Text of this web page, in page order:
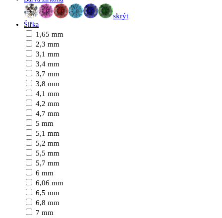
skrýt
Šířka
1,65 mm
2,3 mm
3,1 mm
3,4 mm
3,7 mm
3,8 mm
4,1 mm
4,2 mm
4,7 mm
5 mm
5,1 mm
5,2 mm
5,5 mm
5,7 mm
6 mm
6,06 mm
6,5 mm
6,8 mm
7 mm